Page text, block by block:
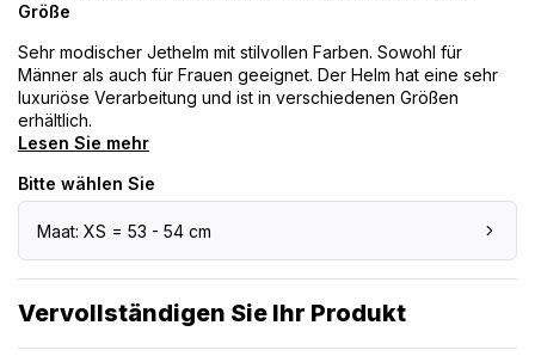
Größe
Sehr modischer Jethelm mit stilvollen Farben. Sowohl für
Männer als auch für Frauen geeignet. Der Helm hat eine sehr
luxuriöse Verarbeitung und ist in verschiedenen Größen
erhältlich.
Lesen Sie mehr
Bitte wählen Sie
Maat: XS = 53 - 54 cm
Vervollständigen Sie Ihr Produkt